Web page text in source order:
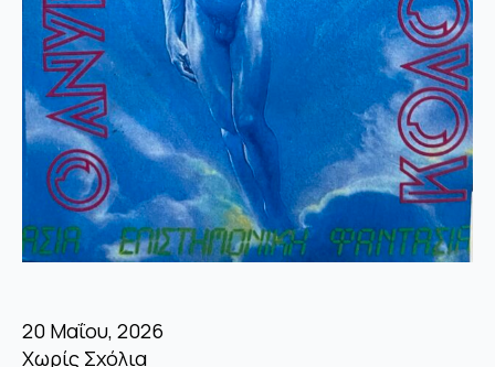
20 Μαΐου, 2026
Χωρίς Σχόλια